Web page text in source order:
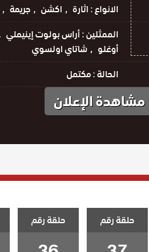
الانواع :اثارة اكشن جريمة
الممثلين :أراس بولوت إينيملي
أوغلو
شاتاي اولسوي
الحالة :مكتمل
مشاهدة الإعلان
حلقة رقم حلقة رقم